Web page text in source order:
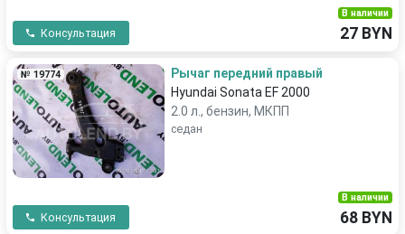
Консультация
В наличии
27 BYN
№ 19774
Рычаг передний правый
Hyundai Sonata EF 2000
2.0 л., бензин, МКПП
седан
Консультация
В наличии
68 BYN